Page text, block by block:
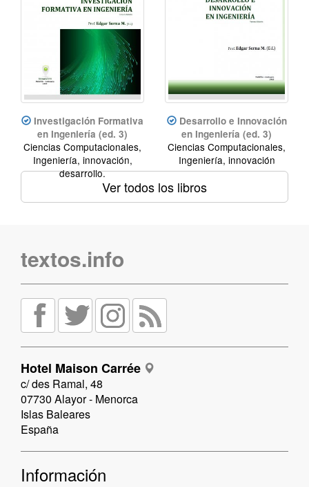
Investigación Formativa
en Ingeniería (ed. 3)
Ciencias Computacionales,
Ingeniería, innovación,
desarrollo.
Desarrollo e Innovación
en Ingeniería (ed. 3)
Ciencias Computacionales,
Ingeniería, innovación
Ver todos los libros
textos.info
Hotel Maison Carrée
c/ des Ramal, 48
07730 Alayor - Menorca
Islas Baleares
España
Información